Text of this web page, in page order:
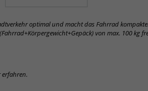
optimal und macht das Fahrrad
von max. 100 kg
erfahren.